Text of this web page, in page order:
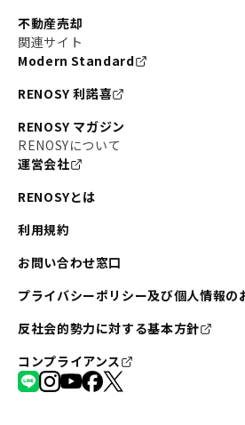
不動産売却
関連サイト
Modern Standard
RENOSY 利諾喜
RENOSY マガジン
RENOSYについて
運営会社
RENOSYとは
利用規約
お問い合わせ窓口
プライバシーポリシー及び個人情報の
反社会的勢力に対する基本方針
コンプライアンス